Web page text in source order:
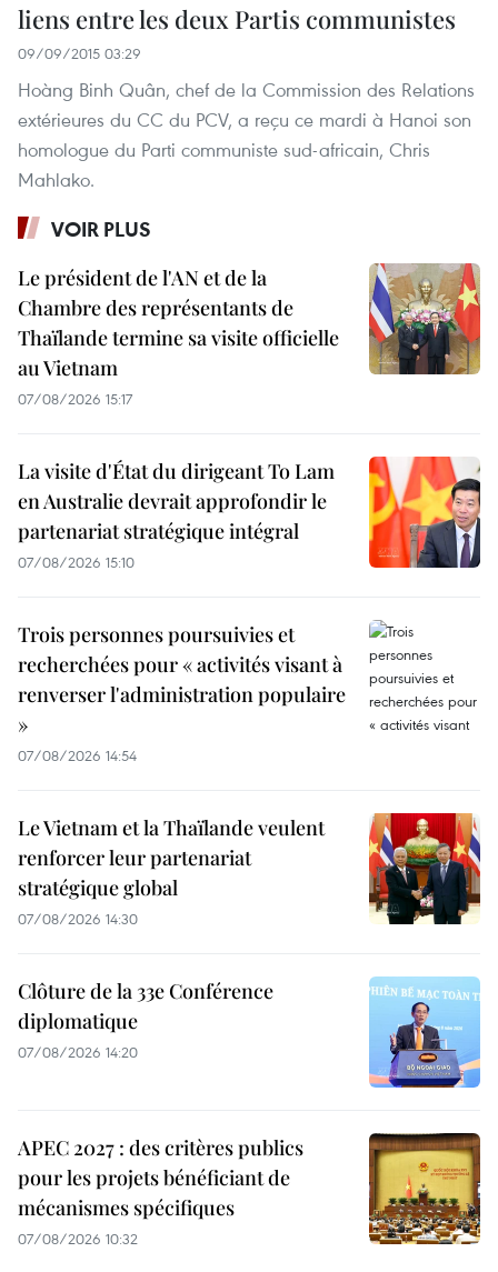
liens entre les deux Partis communistes
09/09/2015 03:29
Hoàng Binh Quân, chef de la Commission des Relations
extérieures du CC du PCV, a reçu ce mardi à Hanoi son
homologue du Parti communiste sud-africain, Chris
Mahlako.
VOIR PLUS
Le président de l'AN et de la
Chambre des représentants de
Thaïlande termine sa visite officielle
au Vietnam
07/08/2026 15:17
La visite d'État du dirigeant To Lam
en Australie devrait approfondir le
partenariat stratégique intégral
07/08/2026 15:10
Trois personnes poursuivies et
recherchées pour « activités visant à
renverser l'administration populaire
»
07/08/2026 14:54
Le Vietnam et la Thaïlande veulent
renforcer leur partenariat
stratégique global
07/08/2026 14:30
Clôture de la 33e Conférence
diplomatique
07/08/2026 14:20
APEC 2027 : des critères publics
pour les projets bénéficiant de
mécanismes spécifiques
07/08/2026 10:32